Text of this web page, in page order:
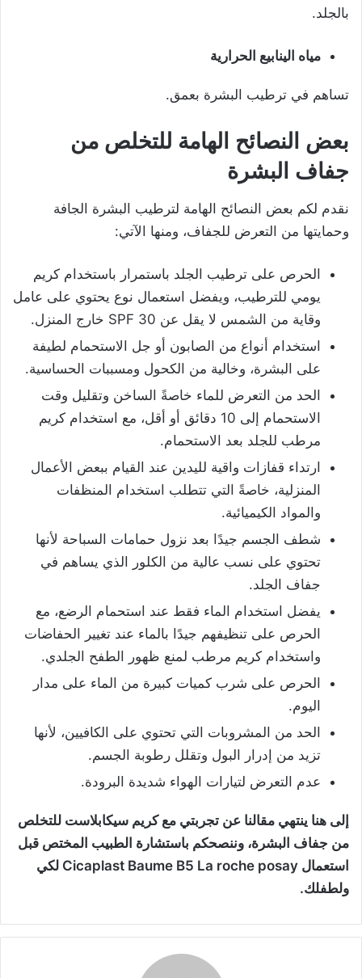
بالجلد.
مياه الينابيع الحرارية
تساهم في ترطيب البشرة بعمق.
بعض النصائح الهامة للتخلص من
جفاف البشرة
نقدم لكم بعض النصائح الهامة لترطيب البشرة الجافة
وحمايتها من التعرض للجفاف، ومنها الآتي:
الحرص على ترطيب الجلد باستمرار باستخدام كريم
يومي للترطيب، ويفضل استعمال نوع يحتوي على عامل
وقاية من الشمس لا يقل عن SPF 30 خارج المنزل.
استخدام أنواع من الصابون أو جل الاستحمام لطيفة
على البشرة، وخالية من الكحول ومسببات الحساسية.
الحد من التعرض للماء خاصةً الساخن وتقليل وقت
الاستحمام إلى 10 دقائق أو أقل، مع استخدام كريم
مرطب للجلد بعد الاستحمام.
ارتداء قفازات واقية لليدين عند القيام ببعض الأعمال
المنزلية، خاصةً التي تتطلب استخدام المنظفات
والمواد الكيميائية.
شطف الجسم جيدًا بعد نزول حمامات السباحة لأنها
تحتوي على نسب عالية من الكلور الذي يساهم في
جفاف الجلد.
يفضل استخدام الماء فقط عند استحمام الرضع، مع
الحرص على تنظيفهم جيدًا بالماء عند تغيير الحفاضات
واستخدام كريم مرطب لمنع ظهور الطفح الجلدي.
الحرص على شرب كميات كبيرة من الماء على مدار
اليوم.
الحد من المشروبات التي تحتوي على الكافيين، لأنها
تزيد من إدرار البول وتقلل رطوبة الجسم.
عدم التعرض لتيارات الهواء شديدة البرودة.
إلى هنا ينتهي مقالنا عن تجربتي مع كريم سيكابلاست للتخلص
من جفاف البشرة، وننصحكم باستشارة الطبيب المختص قبل
استعمال Cicaplast Baume B5 La roche posay لكي
ولطفلك.